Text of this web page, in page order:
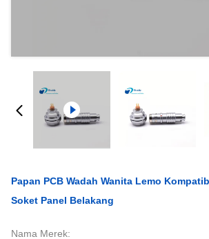
Papan PCB Wadah Wanita Lemo
Soket Panel Belakang
Nama Merek: